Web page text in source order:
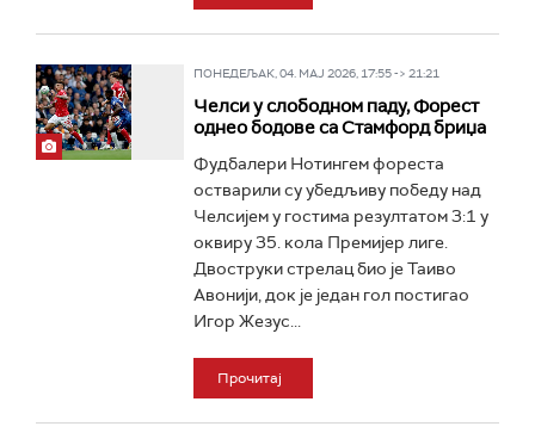
ПОНЕДЕЉАК, 04. МАЈ 2026, 17:55 -> 21:21
Челси у слободном паду, Форест
однео бодове са Стамфорд бриџа
Фудбалери Нотингем фореста
остварили су убедљиву победу над
Челсијем у гостима резултатом 3:1 у
оквиру 35. кола Премијер лиге.
Двоструки стрелац био је Таиво
Авонији, док је један гол постигао
Игор Жезус...
Прочитај